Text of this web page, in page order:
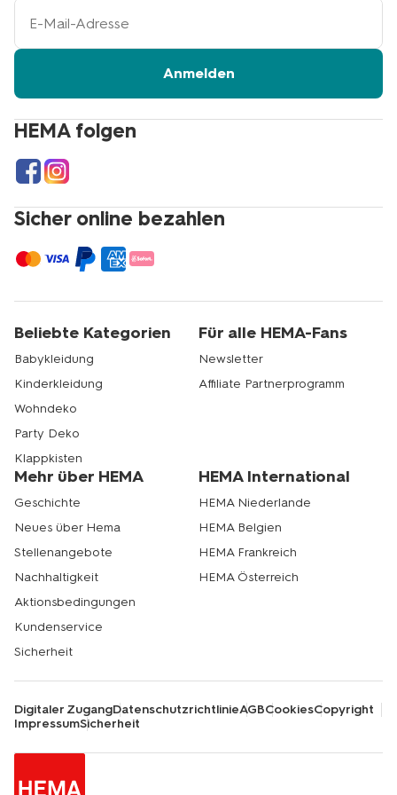
HEMA folgen
Sicher online bezahlen
Ihre
Adresse
Anmelden
Beliebte Kategorien
Babykleidung
Kinderkleidung
Wohndeko
Party Deko
Klappkisten
Für alle HEMA-Fans
Newsletter
Affiliate Partnerprogramm
Mehr über HEMA
Geschichte
Neues über Hema
Stellenangebote
Nachhaltigkeit
Aktionsbedingungen
Kundenservice
Sicherheit
HEMA International
HEMA Niederlande
HEMA Belgien
HEMA Frankreich
HEMA Österreich
Digitaler ZugangDatenschutzrichtlinieAGBCookiesCopyright
ImpressumSicherheit